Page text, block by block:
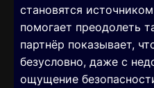
становятся
помогает преодолеть
партнёр показывает,
безусловно, даже с
ощущение